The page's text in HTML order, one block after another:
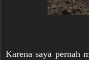
Karena saya pernah